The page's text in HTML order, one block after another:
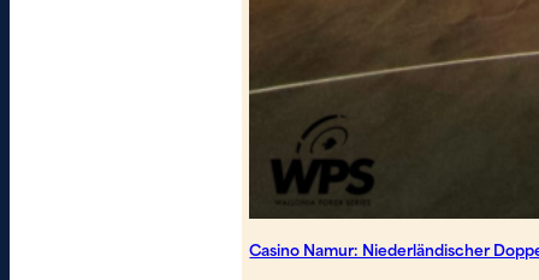
Casino Namur: Niederländischer